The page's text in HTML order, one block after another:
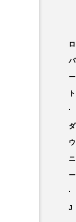
ロ
バ
ー
ト
·
ダ
ウ
ニ
ー
·
J